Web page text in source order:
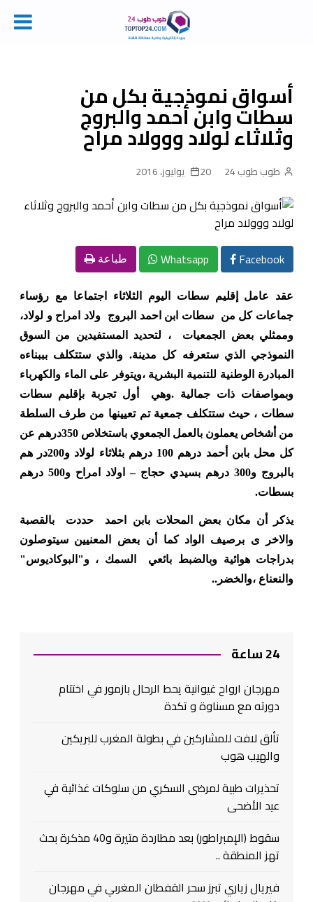
contentأسواق نموذجية بكل من
سطات وابن أحمد والبروج
وثلاثاء لولاد ووولاد مراح
طوب طوب 24 20 يوليوز، 2016
Facebook
Whatsapp طباعة
عقد عامل إقليم سطات اليوم الثلاثاء اجتماعا مع رؤساء
جماعات كل من سطات ابن احمد البروج ولاد امراح و لولاد،
وممثلي بعض الجمعيات ، لتحديد المستفيدين من السوق
النموذجي الذي ستعرفه كل مدينة. والذي ستتكلف بببناءه
المبادرة الوطنية للتنمية البشرية ،ويتوفر على الماء والكهرباء
وبمواصفات ذات جمالية .وهي أول تجربة بإقليم سطات
سطات ، حيث ستتكلف جمعية تم تعيينها من طرف السلطة
من أشخاص يعملون بالعمل الجمعوي باستخلاص 350درهم عن
كل محل بابن أحمد درهم 100 درهم بثلاثاء لولاد و200در هم
بالبروج و300 درهم بسيدي حجاج – اولاد امراح و500 درهم
بسطات.
يذكر أن مكان بعض المحلات بابن احمد حددت بالقصبة
والاخر ى برصيف الواد كما أن بعض المعنيين سيتوصلون
بدراجات هوائية وبالضبط بائعي السمك ، و"البوكاديوس"
والنعناع ،والخضر..
24 ساعة
مهرجان ارواح غيوانية يحط الرحال بازمور في اختتام
دورته مع مسناوة و تكدة
تألق لافت للمشاركين في بطولة المغرب للبريكين
والهيب هوب
تحذيرات طبية لمرضى السكري من سلوكات غذائية في
عيد الأضحى
سقوط (الإمبراطور) بعد مطاردة متيرة و40 مذكرة بحث
تهز المنطقة ..
فيريال زياري تبرز سحر القفطان المغربي في مهرجان